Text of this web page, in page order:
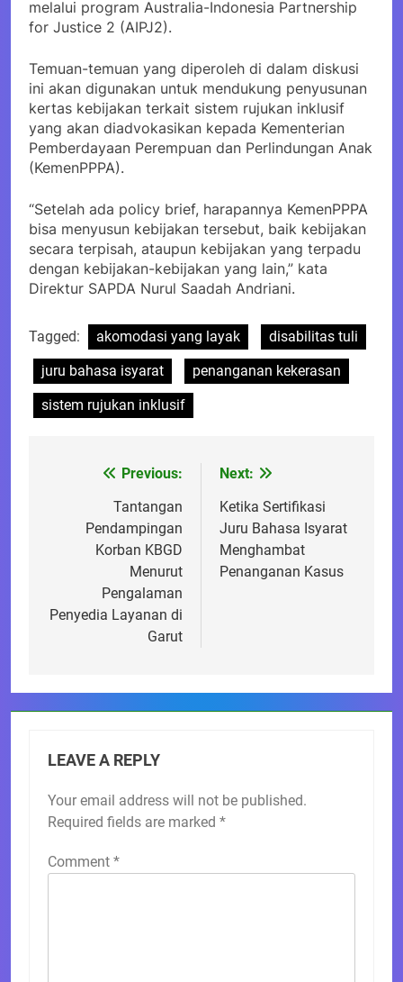
melalui program Australia-Indonesia Partnership
for Justice 2 (AIPJ2).
Temuan-temuan yang diperoleh di dalam diskusi
ini akan digunakan untuk mendukung penyusunan
kertas kebijakan terkait sistem rujukan inklusif
yang akan diadvokasikan kepada Kementerian
Pemberdayaan Perempuan dan Perlindungan Anak
(KemenPPPA).
“Setelah ada policy brief, harapannya KemenPPPA
bisa menyusun kebijakan tersebut, baik kebijakan
secara terpisah, ataupun kebijakan yang terpadu
dengan kebijakan-kebijakan yang lain,” kata
Direktur SAPDA Nurul Saadah Andriani.
Tagged: akomodasi yang layak
disabilitas tuli
juru bahasa isyarat
penanganan kekerasan
sistem rujukan inklusif
navigation
Previous:
Tantangan
Pendampingan
Korban KBGD
Menurut
Pengalaman
Penyedia Layanan di
Garut
Next:
Ketika Sertifikasi
Juru Bahasa Isyarat
Menghambat
Penanganan Kasus
LEAVE A REPLY
Your email address will not be published.
Required fields are marked *
Comment *